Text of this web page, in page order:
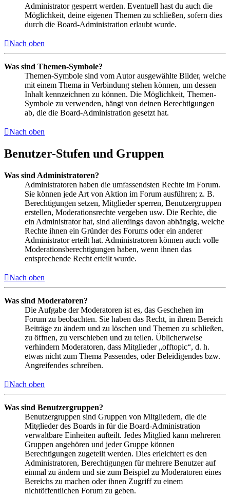
Administrator gesperrt werden. Eventuell hast du auch die
Möglichkeit, deine eigenen Themen zu schließen, sofern dies
durch die Board-Administration erlaubt wurde.
Nach oben
Was sind Themen-Symbole?
Themen-Symbole sind vom Autor ausgewählte Bilder, welche
mit einem Thema in Verbindung stehen können, um dessen
Inhalt kennzeichnen zu können. Die Möglichkeit, Themen-
Symbole zu verwenden, hängt von deinen Berechtigungen
ab, die die Board-Administration gesetzt hat.
Nach oben
Benutzer-Stufen und Gruppen
Was sind Administratoren?
Administratoren haben die umfassendsten Rechte im Forum.
Sie können jede Art von Aktion im Forum ausführen; z. B.
Berechtigungen setzen, Mitglieder sperren, Benutzergruppen
erstellen, Moderationsrechte vergeben usw. Die Rechte, die
ein Administrator hat, sind allerdings davon abhängig, welche
Rechte ihnen ein Gründer des Forums oder ein anderer
Administrator erteilt hat. Administratoren können auch volle
Moderationsberechtigungen haben, wenn ihnen das
entsprechende Recht erteilt wurde.
Nach oben
Was sind Moderatoren?
Die Aufgabe der Moderatoren ist es, das Geschehen im
Forum zu beobachten. Sie haben das Recht, in ihrem Bereich
Beiträge zu ändern und zu löschen und Themen zu schließen,
zu öffnen, zu verschieben und zu teilen. Üblicherweise
verhindern Moderatoren, dass Mitglieder „offtopic“, d. h.
etwas nicht zum Thema Passendes, oder Beleidigendes bzw.
Angreifendes schreiben.
Nach oben
Was sind Benutzergruppen?
Benutzergruppen sind Gruppen von Mitgliedern, die die
Mitglieder des Boards in für die Board-Administration
verwaltbare Einheiten aufteilt. Jedes Mitglied kann mehreren
Gruppen angehören und jeder Gruppe können
Berechtigungen zugeteilt werden. Dies erleichtert es den
Administratoren, Berechtigungen für mehrere Benutzer auf
einmal zu ändern und sie zum Beispiel zu Moderatoren eines
Bereichs zu machen oder ihnen Zugriff zu einem
nichtöffentlichen Forum zu geben.